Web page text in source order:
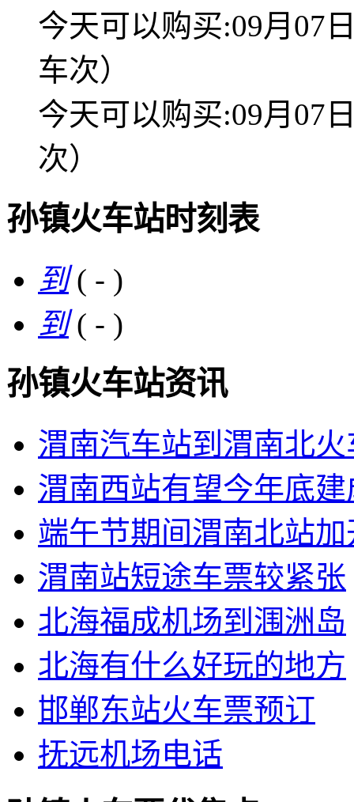
今天可以购买:09月07
车次）
今天可以购买:09月07
次）
孙镇火车站时刻表
到( - )
到( - )
孙镇火车站资讯
渭南汽车站到渭南北火
渭南西站有望今年底
端午节期间渭南北站
渭南站短途车票较紧张
北海福成机场到涠洲岛
北海有什么好玩的地方
邯郸东站火车票预订
抚远机场电话